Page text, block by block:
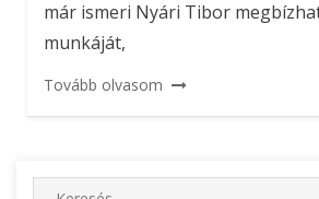
már ismeri Nyári Tibor
munkáját,
Tovább olvasom